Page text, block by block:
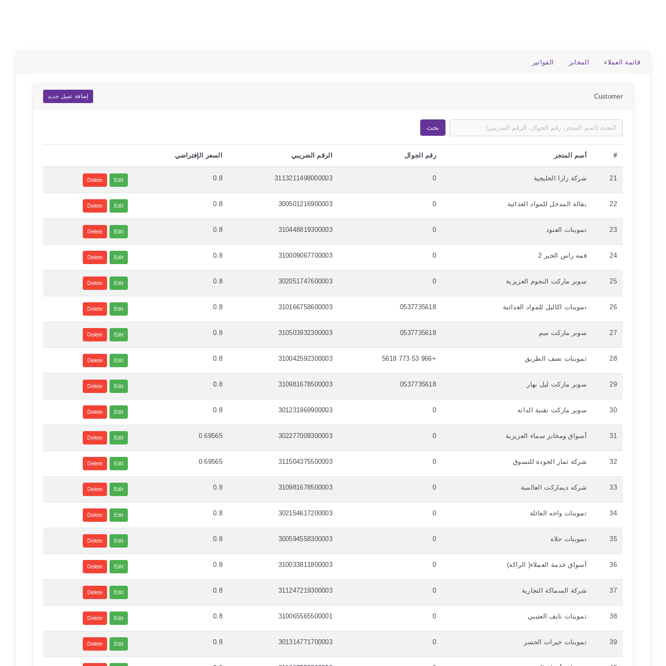
قائمة العملاء المخابز الفواتير
Customer إضافة عميل جديد
بحث
# أسم المتجر رقم الجوال الرقم الضريبي السعر الإفتراضي
21 شركة زارا الخليجية 0
3113211498000003
0.8
Edit
Delete
22 بقالة المدخل للمواد الغذائية 0
300501216900003
0.8
Edit
Delete
23 تموينات العنود 0
310448819300003
0.8
Edit
Delete
24 قمه راس الخير 2 0
310009067700003
0.8
Edit
Delete
25 سوبر ماركت النجوم العزيزية 0
302051747600003
0.8
Edit
Delete
26 تموينات اكاليل للمواد الغذائية 0537735618
310166758600003
0.8
Edit
Delete
27 سوبر ماركت ميم 0537735618
310503932300003
0.8
Edit
Delete
28 تموينات نصف الطريق +966 53 773 5618
310042592300003
0.8
Edit
Delete
29 سوبر ماركت ليل نهار 0537735618
310981678500003
0.8
Edit
Delete
30 سوبر ماركت تقنية الدانه 0
301231969900003
0.8
Edit
Delete
31 أسواق ومخابز سماء العزيزية 0
302277009300003
0.69565
Edit
Delete
32 شركة ثمار الجودة للتسوق 0
311504375500003
0.69565
Edit
Delete
33 شركه ديماركت العالمية 0
310981678500003
0.8
Edit
Delete
34 تموينات واحه العائلة 0
302154617200003
0.8
Edit
Delete
35 تموينات حلاه 0
300594558300003
0.8
Edit
Delete
36 أسواق خدمة العملاء( الراكة) 0
310033811800003
0.8
Edit
Delete
37 شركة السماكة التجارية 0
311247219300003
0.8
Edit
Delete
38 تموينات نايف العتيبي 0
310065565500001
0.8
Edit
Delete
39 تموينات خيرات الجسر 0
301314771700003
0.8
Edit
Delete